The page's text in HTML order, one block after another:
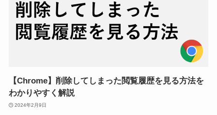
【Chrome】削除してしまった閲覧履歴を見る方法を
わかりやすく解説
2024年2月9日